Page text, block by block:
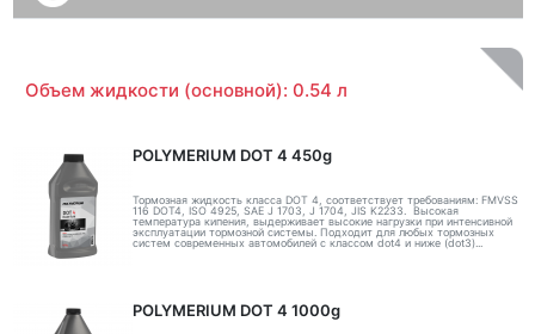
Объем жидкости (основной): 0.54 л
POLYMERIUM DOT 4 450g
Тормозная жидкость класса DOT 4, соответствует требованиям: FMVSS
116 DOT4, ISO 4925, SAE J 1703, J 1704, JIS K2233. Высокая
температура кипения, выдерживает высокие нагрузки при интенсивной
эксплуатации тормозной системы. Подходит для любых тормозных
систем современных автомобилей с классом dot4 и ниже (dot3)...
POLYMERIUM DOT 4 1000g